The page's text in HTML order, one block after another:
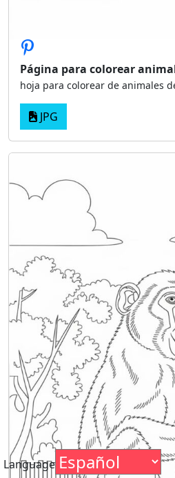
Página para colorear
hoja para colorear de animales
JPG
Language